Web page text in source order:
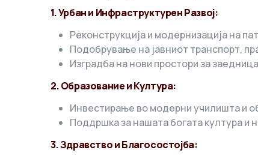
1. Урбан и Инфраструктурен Развој:
Реконструкција и модернизација на
Подобрување на јавниот транспорт,
Изградба на нови простори за
2. Образование и Култура:
Инвестирање во модерни училишта и
Поддршка за нашата богата култура и
3. Здравство и Благосостојба: